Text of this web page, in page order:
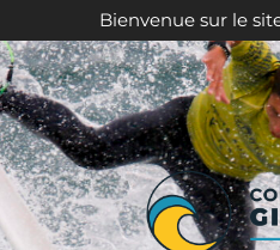
Bienvenue sur le